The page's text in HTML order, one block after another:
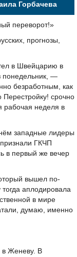
Горбачева
переворот!»
прогнозы,
в Швейцарию в
понедельник, —
безработным, как
Перестройку! срочно
рабочая неделя в
западные лидеры
ГКЧП
в первый же вечер
вышел по-
аплодировала
в мире
думаю, именно
в Женеву. В